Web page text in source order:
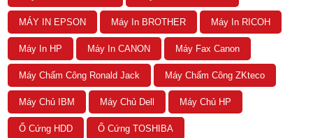
MÁY IN EPSON Máy In BROTHER Máy In RICOH
Máy In HP Máy In CANON Máy Fax Canon
Máy Chấm Công Ronald Jack Máy Chấm Công ZKteco
Máy Chủ IBM Máy Chủ Dell Máy Chủ HP
Ổ Cứng HDD Ổ Cứng TOSHIBA